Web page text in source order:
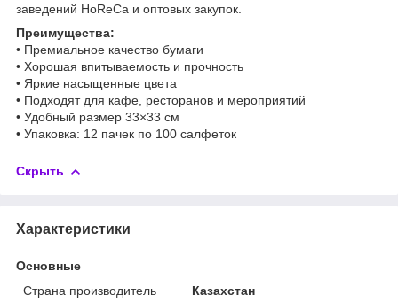
заведений HoReCa и оптовых закупок.
Преимущества:
• Премиальное качество бумаги
• Хорошая впитываемость и прочность
• Яркие насыщенные цвета
• Подходят для кафе, ресторанов и мероприятий
• Удобный размер 33×33 см
• Упаковка: 12 пачек по 100 салфеток
Скрыть
Характеристики
Основные
Страна производитель
Казахстан